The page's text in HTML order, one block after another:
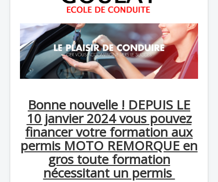
Bonne nouvelle ! DEPUIS LE
10 janvier 2024 vous pouvez
financer votre formation aux
permis MOTO REMORQUE en
gros toute formation
nécessitant un permis